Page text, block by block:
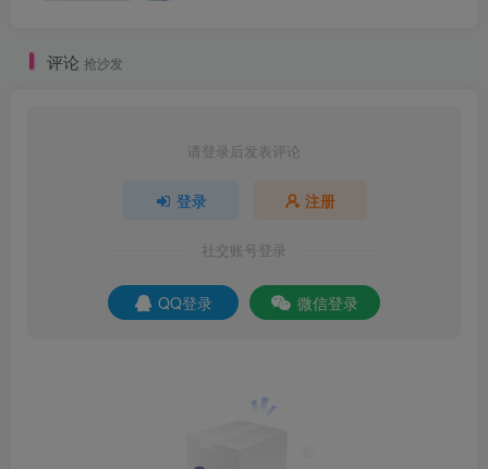
评论 抢沙发
请登录后发表评论
登录 注册
社交账号登录
QQ登录 微信登录